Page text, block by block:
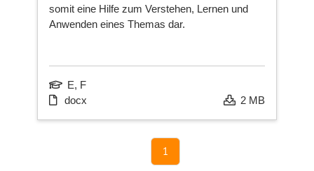
somit eine Hilfe zum Verstehen, Lernen und
Anwenden eines Themas dar.
E, F
docx
2 MB
1